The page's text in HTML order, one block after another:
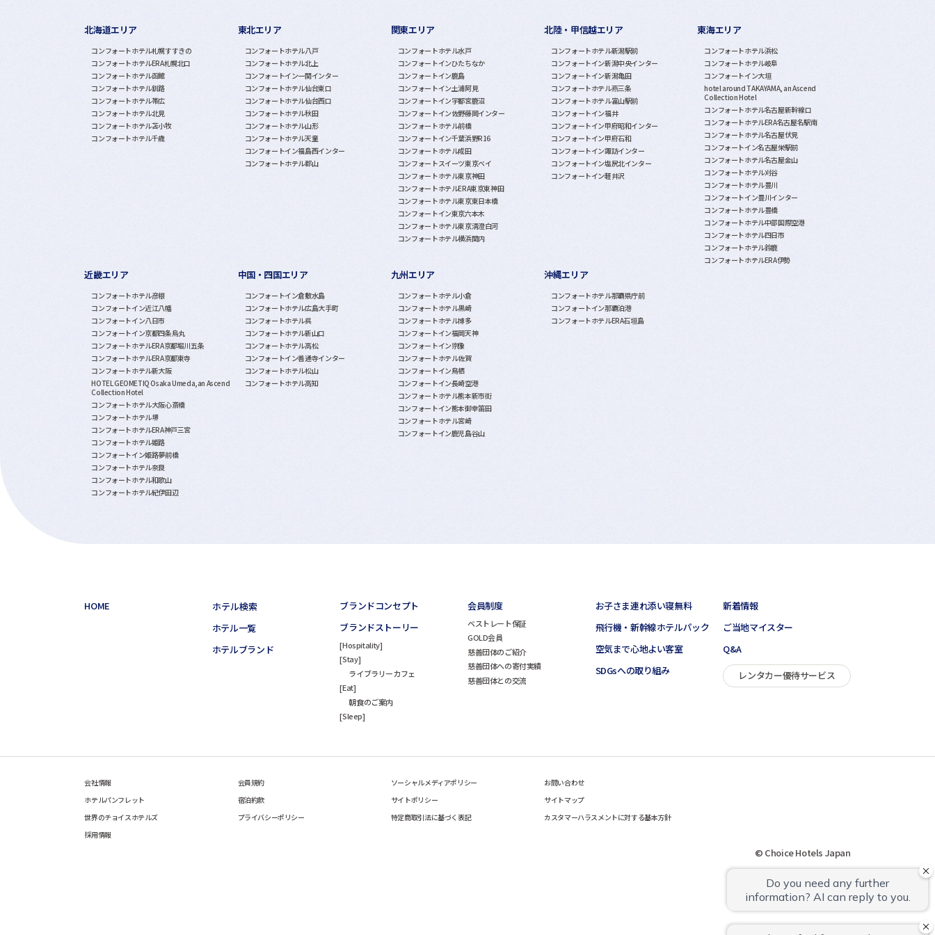
北海道エリア
コンフォートホテル札幌すすきの
コンフォートホテルERA札幌北口
コンフォートホテル函館
コンフォートホテル釧路
コンフォートホテル帯広
コンフォートホテル北見
コンフォートホテル苫小牧
コンフォートホテル千歳
東北エリア
コンフォートホテル八戸
コンフォートホテル北上
コンフォートイン一関インター
コンフォートホテル仙台東口
コンフォートホテル仙台西口
コンフォートホテル秋田
コンフォートホテル山形
コンフォートホテル天童
コンフォートイン福島西インター
コンフォートホテル郡山
関東エリア
コンフォートホテル水戸
コンフォートインひたちなか
コンフォートイン鹿島
コンフォートイン土浦阿見
コンフォートイン宇都宮鹿沼
コンフォートイン佐野藤岡インター
コンフォートホテル前橋
コンフォートイン千葉浜野R16
コンフォートホテル成田
コンフォートスイーツ東京ベイ
コンフォートホテル東京神田
コンフォートホテルERA東京東神田
コンフォートホテル東京東日本橋
コンフォートイン東京六本木
コンフォートホテル東京清澄白河
コンフォートホテル横浜関内
北陸・甲信越エリア
コンフォートホテル新潟駅前
コンフォートイン新潟中央インター
コンフォートイン新潟亀田
コンフォートホテル燕三条
コンフォートホテル富山駅前
コンフォートイン福井
コンフォートイン甲府昭和インター
コンフォートイン甲府石和
コンフォートイン諏訪インター
コンフォートイン塩尻北インター
コンフォートイン軽井沢
東海エリア
コンフォートホテル浜松
コンフォートホテル岐阜
コンフォートイン大垣
hotel around TAKAYAMA, an Ascend
Collection Hotel
コンフォートホテル名古屋新幹線口
コンフォートホテルERA名古屋名駅南
コンフォートホテル名古屋伏見
コンフォートイン名古屋栄駅前
コンフォートホテル名古屋金山
コンフォートホテル刈谷
コンフォートホテル豊川
コンフォートイン豊川インター
コンフォートホテル豊橋
コンフォートホテル中部国際空港
コンフォートホテル四日市
コンフォートホテル鈴鹿
コンフォートホテルERA伊勢
近畿エリア
コンフォートホテル彦根
コンフォートイン近江八幡
コンフォートイン八日市
コンフォートイン京都四条烏丸
コンフォートホテルERA京都堀川五条
コンフォートホテルERA京都東寺
コンフォートホテル新大阪
HOTEL GEOMETIQ Osaka Umeda,an Ascend
Collection Hotel
コンフォートホテル大阪心斎橋
コンフォートホテル堺
コンフォートホテルERA神戸三宮
コンフォートホテル姫路
コンフォートイン姫路夢前橋
コンフォートホテル奈良
コンフォートホテル和歌山
コンフォートホテル紀伊田辺
中国・四国エリア
コンフォートイン倉敷水島
コンフォートホテル広島大手町
コンフォートホテル呉
コンフォートホテル新山口
コンフォートホテル高松
コンフォートイン善通寺インター
コンフォートホテル松山
コンフォートホテル高知
九州エリア
コンフォートホテル小倉
コンフォートホテル黒崎
コンフォートホテル博多
コンフォートイン福岡天神
コンフォートイン宗像
コンフォートホテル佐賀
コンフォートイン鳥栖
コンフォートイン長崎空港
コンフォートホテル熊本新市街
コンフォートイン熊本御幸笛田
コンフォートホテル宮崎
コンフォートイン鹿児島谷山
沖縄エリア
コンフォートホテル那覇県庁前
コンフォートイン那覇泊港
コンフォートホテルERA石垣島
HOME
ホテル検索
ホテル一覧
ホテルブランド
ブランドコンセプト
ブランドストーリー
Hospitality
Stay
ライブラリーカフェ
Eat
朝食のご案内
Sleep
会員制度
ベストレート保証
GOLD会員
慈善団体のご紹介
慈善団体への寄付実績
慈善団体との交流
お子さま連れ添い寝無料
飛行機・新幹線ホテルパック
空気まで心地よい客室
SDGsへの取り組み
新着情報
ご当地マイスター
Q&A
レンタカー優待サービス
会社情報 会員規約 ソーシャルメディアポリシー
お問い合わせ
ホテルパンフレット
宿泊約款 サイトポリシー
サイトマップ
世界のチョイスホテルズ
プライバシーポリシー 特定商取引法に基づく表記
カスタマーハラスメントに対する基本方針
採用情報
© Choice Hotels Japan